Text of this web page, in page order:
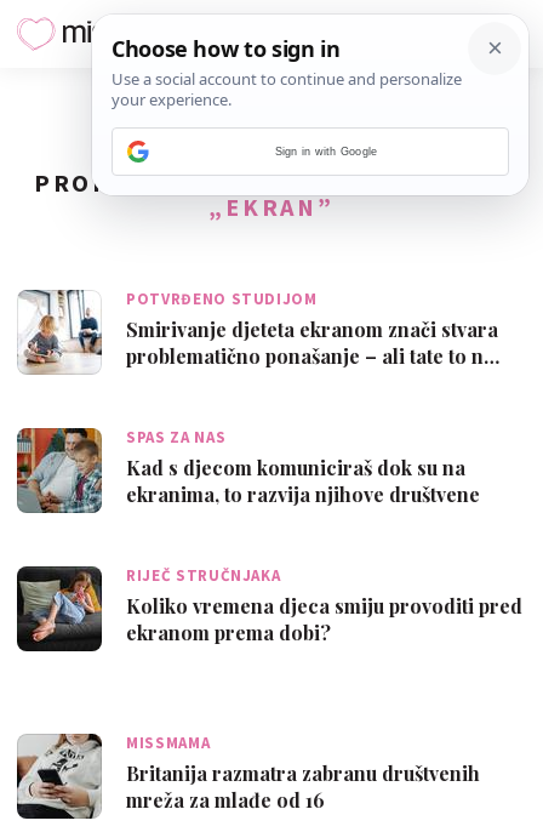
PRONAĐENO39REZULTATA ZA TAG
„EKRAN”
POTVRĐENO STUDIJOM
Smirivanje djeteta ekranom znači stvara
problematično ponašanje – ali tate to n…
SPAS ZA NAS
Kad s djecom komuniciraš dok su na
ekranima, to razvija njihove društvene
RIJEČ STRUČNJAKA
Koliko vremena djeca smiju provoditi pred
ekranom prema dobi?
MISSMAMA
Britanija razmatra zabranu društvenih
mreža za mlađe od 16
Sign in with Google